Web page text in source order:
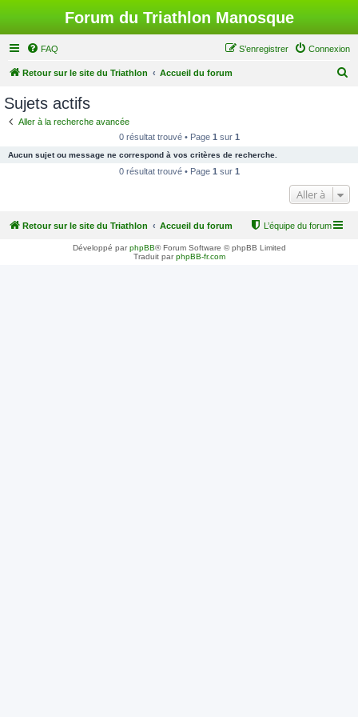
Forum du Triathlon Manosque
FAQ Connexion
S’enregistrer
Retour sur le site du Triathlon Accueil du forum
c
Sujets actifs
Aller à la recherche avancée
0 résultat trouvé • Page 1 sur 1
Aucun sujet ou message ne correspond à vos critères de recherche.
0 résultat trouvé • Page 1 sur 1
Aller à
Retour sur le site du Triathlon Accueil du forum L’équipe du forum
Développé parphpBB® Forum Software © phpBB Limited
Traduit parphpBB-fr.com